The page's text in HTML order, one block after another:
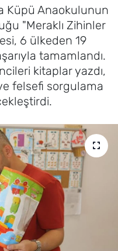
Küpü Anaokulunun
"Meraklı Zihinler
6 ülkeden 19
tamamlandı.
kitaplar yazdı,
felsefi sorgulama